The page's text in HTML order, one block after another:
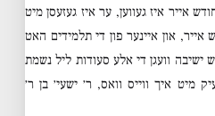
אייר איז געווען, ער איז געזעסן מיט
און איינער פון די תלמידים האט
ישיבה וועגן די אלע סעודות ליל נשמת
מיט איך ווייס וואס, ר׳ ישעי׳ בן ר׳